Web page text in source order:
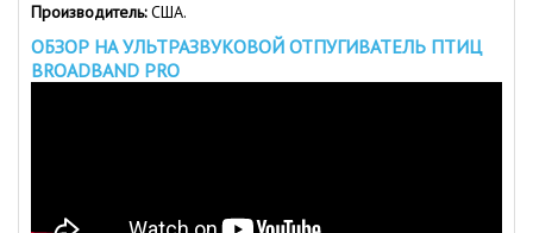
Производитель:США.
ОБЗОР НА УЛЬТРАЗВУКОВОЙ ОТПУГИВАТЕЛЬ ПТИЦ
BROADBAND PRO